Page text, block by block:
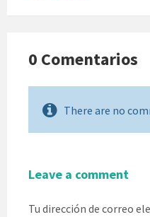
0 Comentarios
There are no
Leave a comment
Tu dirección de correo